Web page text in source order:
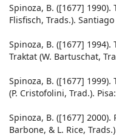
Spinoza, B. ([1677]
Flisfisch, Trads.).
Spinoza, B. ([1677]
Traktat (W. Bartuschat,
Spinoza, B. ([1677]
(P. Cristofolini, Trad.). Pisa:
Spinoza, B. ([1677] 2000).
Barbone, & L. Rice,